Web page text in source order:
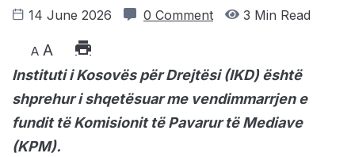
14 June 2026 0 Comment 3 Min Read
A A
Instituti i Kosovës për Drejtësi (IKD) është
shprehur i shqetësuar me vendimmarrjen e
fundit të Komisionit të Pavarur të Mediave
(KPM).